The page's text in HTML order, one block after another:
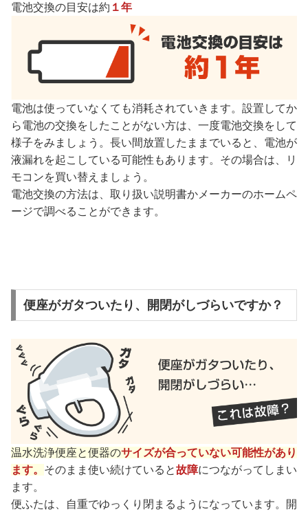
電池交換の目安は約 １年
電池は使っていなくても消耗されていきます。設置してか
ら電池の交換をしたことがない方は、一度電池交換をして
様子をみましょう。長い間放置したままでいると、電池が
液漏れを起こしている可能性もあります。その場合は、リ
モコンを買い替えましょう。
電池交換の方法は、取り扱い説明書かメーカーのホームペ
ージで調べることができます。
便座がガタついたり、開閉がしづらいですか？
温水洗浄便座と便器のサイズが合っていない可能性があり
ます。 そのまま使い続けていると故障につながってしまい
ます。
便ふたは、自重でゆっくり閉まるようになっています。開